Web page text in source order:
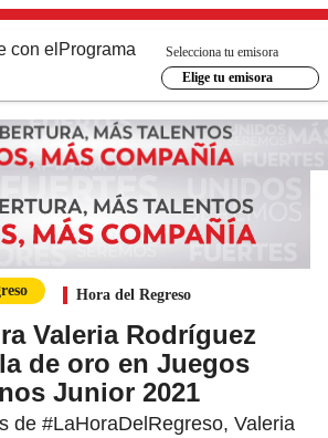
con el Programa
Selecciona tu emisora
Elige tu emisora
Hora del Regreso
Valeria Rodríguez
de oro en Juegos
Junior 2021
de #LaHoraDelRegreso, Valeria